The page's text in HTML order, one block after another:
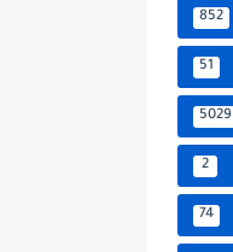
852
51
5029
2
74